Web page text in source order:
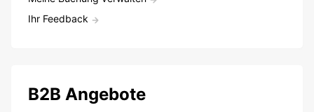
Ihr Feedback
B2B Angebote